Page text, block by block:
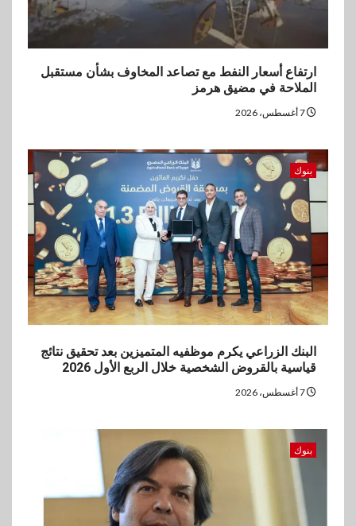
ارتفاع أسعار النفط مع تصاعد المخاوف بشأن مستقبل
الملاحة في مضيق هرمز
بنوك
البنك الزراعي يكرم موظفيه المتميزين بعد تحقيق نتائج
قياسية بالقروض الشخصية خلال الربع الأول 2026
بنوك